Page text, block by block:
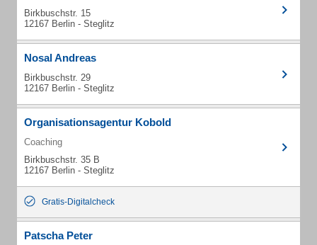
Birkbuschstr. 15
12167 Berlin - Steglitz
Nosal Andreas
Birkbuschstr. 29
12167 Berlin - Steglitz
Organisationsagentur Kobold
Coaching
Birkbuschstr. 35 B
12167 Berlin - Steglitz
Gratis-Digitalcheck
Patscha Peter